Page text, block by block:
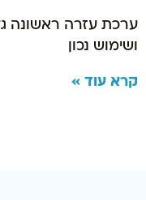
ערכת עזרה ראשונה
ושימוש נכון
קרא עוד »